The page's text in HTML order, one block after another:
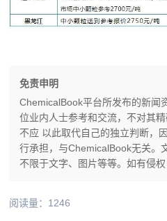
免责申明
ChemicalBook平台所发布的新闻
位业内人士参考和交流，不对其
不应 以此取代自己的独立判断，
行承担，与ChemicalBook无关。
不限于文字、图片等等。如有侵
阅读量：1246